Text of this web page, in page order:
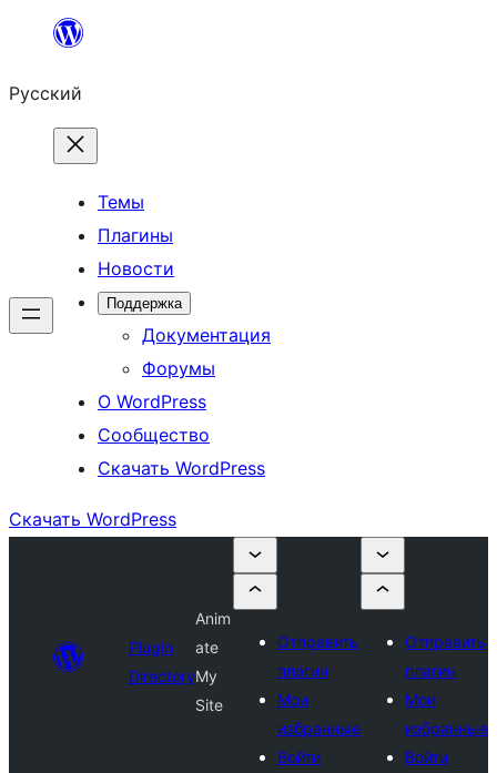
Перейти
содержимому
Русский
Темы
Плагины
Новости
Поддержка
Документация
Форумы
О WordPress
Сообщество
Скачать WordPress
Скачать WordPress
Plugin
Directory
Anim
ate
My
Site
Отправить
плагин
Мои
избранные
Войти
Отправить
плагин
Мои
избранные
Войти